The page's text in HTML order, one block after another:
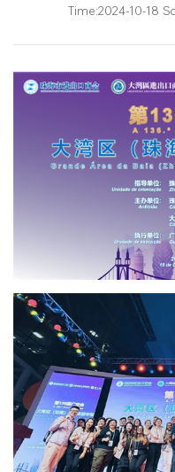
Time:2024-10-18